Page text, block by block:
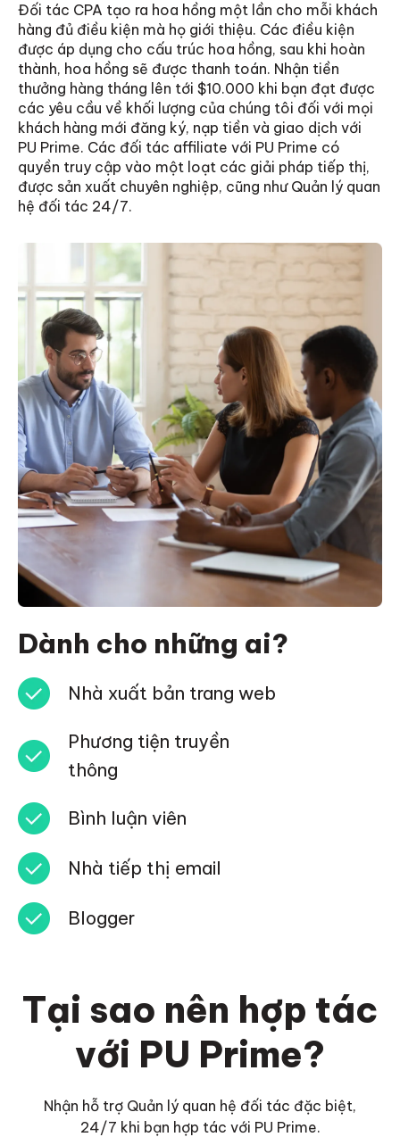
Đối tác CPA tạo ra hoa hồng một lần cho mỗi khách
hàng đủ điều kiện mà họ giới thiệu. Các điều kiện
được áp dụng cho cấu trúc hoa hồng, sau khi hoàn
thành, hoa hồng sẽ được thanh toán. Nhận tiền
thưởng hàng tháng lên tới $10.000 khi bạn đạt được
các yêu cầu về khối lượng của chúng tôi đối với mọi
khách hàng mới đăng ký, nạp tiền và giao dịch với
PU Prime. Các đối tác affiliate với PU Prime có
quyền truy cập vào một loạt các giải pháp tiếp thị,
được sản xuất chuyên nghiệp, cũng như Quản lý quan
hệ đối tác 24/7.
Dành cho những ai?
Nhà xuất bản trang web
Phương tiện truyền
thông
Bình luận viên
Nhà tiếp thị email
Blogger
Tại sao nên hợp tác
với PU Prime?
Nhận hỗ trợ Quản lý quan hệ đối tác đặc biệt,
24/7 khi bạn hợp tác với PU Prime.